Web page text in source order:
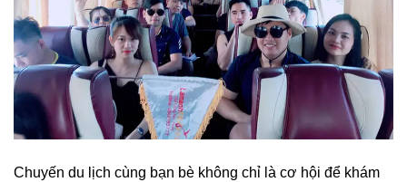
Chuyến du lịch cùng bạn bè không chỉ là cơ hội để khám